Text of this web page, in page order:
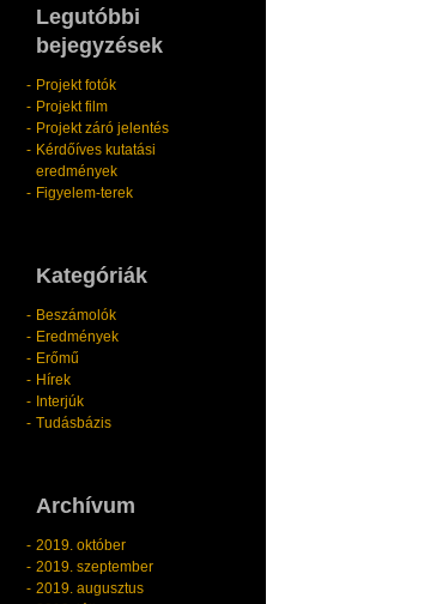
Legutóbbi
bejegyzések
Projekt fotók
Projekt film
Projekt záró jelentés
Kérdőíves kutatási
eredmények
Figyelem-terek
Kategóriák
Beszámolók
Eredmények
Erőmű
Hírek
Interjúk
Tudásbázis
Archívum
2019. október
2019. szeptember
2019. augusztus